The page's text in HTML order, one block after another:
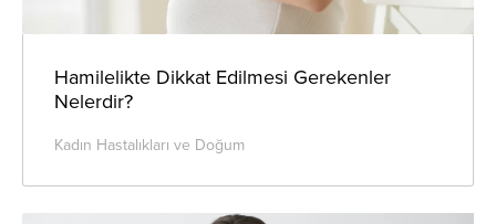
Hamilelikte Dikkat Edilmesi Gerekenler
Nelerdir?
Kadın Hastalıkları ve Doğum